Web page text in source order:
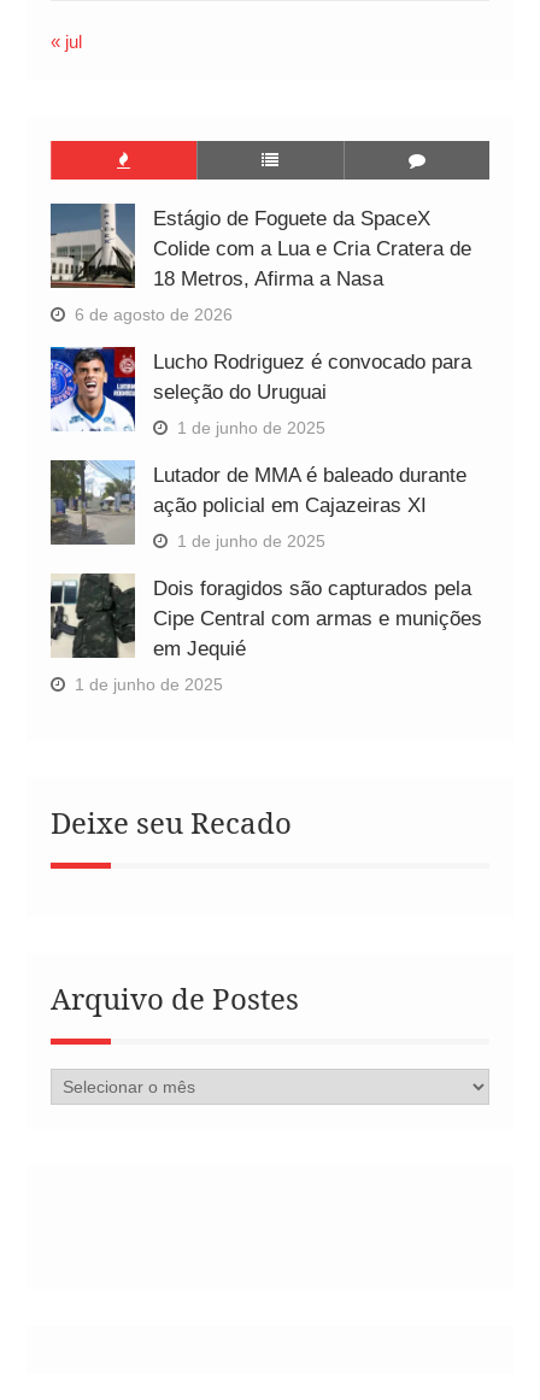
« jul
Estágio de Foguete da SpaceX
Colide com a Lua e Cria Cratera de
18 Metros, Afirma a Nasa
6 de agosto de 2026
Lucho Rodriguez é convocado para
seleção do Uruguai
1 de junho de 2025
Lutador de MMA é baleado durante
ação policial em Cajazeiras XI
1 de junho de 2025
Dois foragidos são capturados pela
Cipe Central com armas e munições
em Jequié
1 de junho de 2025
Deixe seu Recado
Arquivo de Postes
Arquivo
de